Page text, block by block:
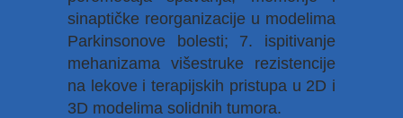
sinaptičke reorganizacije u modelima
Parkinsonove bolesti; 7. ispitivanje
mehanizama višestruke rezistencije
na lekove i terapijskih pristupa u 2D i
3D modelima solidnih tumora.